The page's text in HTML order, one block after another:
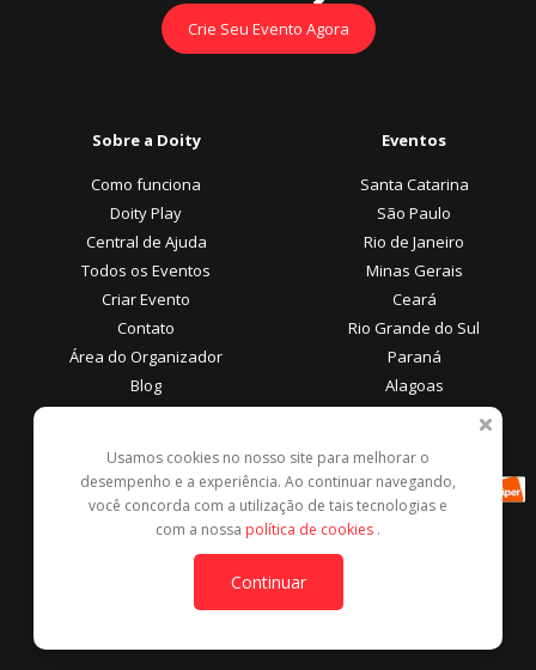
Crie Seu Evento Agora
Sobre a Doity
Como funciona
Doity Play
Central de Ajuda
Todos os Eventos
Criar Evento
Contato
Área do Organizador
Blog
Eventos
Santa Catarina
São Paulo
Rio de Janeiro
Minas Gerais
Ceará
Rio Grande do Sul
Paraná
Alagoas
Área do Participante
Central de Ajuda
Denunciar este evento
Formas de Pagamento
Usamos cookies no nosso site para melhorar o
desempenho e a experiência. Ao continuar navegando,
você concorda com a utilização de tais tecnologias e
com a nossa política de cookies .
Continuar